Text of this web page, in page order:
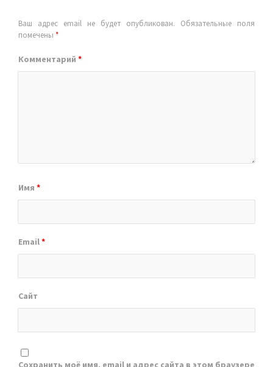
Ваш адрес email не будет опубликован.
Обязательные поля
помечены *
Комментарий *
Имя *
Email*
Сайт